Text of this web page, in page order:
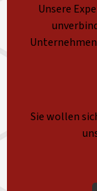
Unsere
Sie wollen